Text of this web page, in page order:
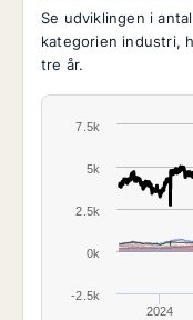
Se udviklingen i
kategorien industri,
tre år.
2024
0k
5k
-2.5k
2.5k
7.5k